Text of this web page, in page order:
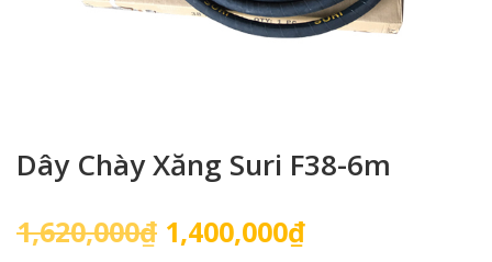
Dây Chày Xăng Suri F38-6m
1,620,000₫ Giá
1,400,000₫Giá